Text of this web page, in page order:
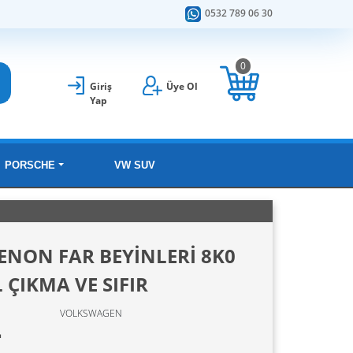
0532 789 06 30
Giriş
Yap
Üye Ol
0
PORSCHE VW SUV
FAR BEYİNLERİ 8K0
VE SIFIR
VOLKSWAGEN